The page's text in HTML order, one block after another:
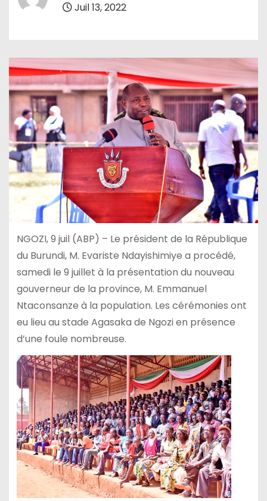
Juil 13, 2022
NGOZI, 9 juil (ABP) – Le président de la République
du Burundi, M. Evariste Ndayishimiye a procédé,
samedi le 9 juillet à la présentation du nouveau
gouverneur de la province, M. Emmanuel
Ntaconsanze à la population. Les cérémonies ont
eu lieu au stade Agasaka de Ngozi en présence
d’une foule nombreuse.